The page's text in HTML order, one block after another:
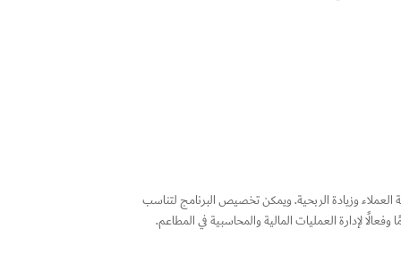
العملاء وزيادة الربحية. ويمكن تخصيص البرنامج لتناسب
لإدارة العمليات المالية والمحاسبية في المطاعم.